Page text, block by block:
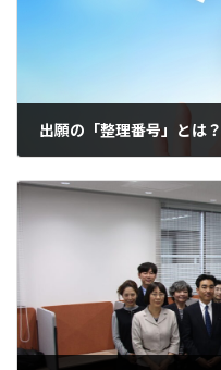
出願の「整理番号」とは？